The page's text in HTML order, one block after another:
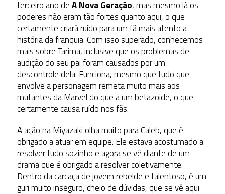
terceiro ano deA Nova Geração, mas mesmo lá os
poderes não eram tão fortes quanto aqui, o que
certamente criará ruído para um fã mais atento a
história da franquia. Com isso superado, conhecemos
mais sobre Tarima, inclusive que os problemas de
audição do seu pai foram causados por um
descontrole dela. Funciona, mesmo que tudo que
envolve a personagem remeta muito mais aos
mutantes da Marvel do que a um betazoide, o que
certamente causa ruído nos fãs.
A ação na Miyazaki olha muito para Caleb, que é
obrigado a atuar em equipe. Ele estava acostumado a
resolver tudo sozinho e agora se vê diante de um
drama que é obrigado a resolver coletivamente.
Dentro da carcaça de jovem rebelde e talentoso, é um
guri muito inseguro, cheio de dúvidas, que se vê aqui